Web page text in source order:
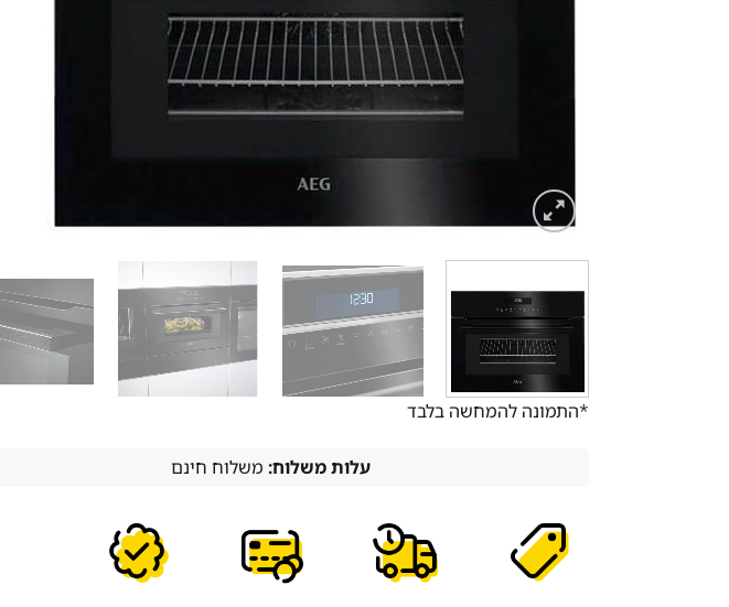
*התמונה להמחשה בלבד
עלות משלוח: משלוח חינם